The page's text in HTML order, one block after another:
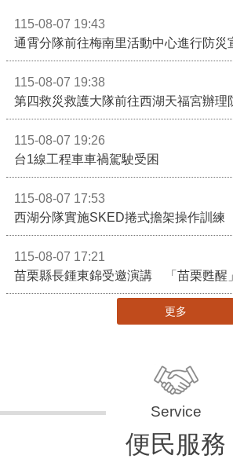
115-08-07 19:43
通霄分隊前往梅南里活動中心進行防災
115-08-07 19:38
第四救災救護大隊前往西湖天福宮辦理
115-08-07 19:26
台1線工程車車禍駕駛受困
115-08-07 17:53
西湖分隊實施SKED捲式擔架操作訓練
115-08-07 17:21
苗栗縣長鍾東錦受邀演講 「苗栗甦醒
更多
便民服務